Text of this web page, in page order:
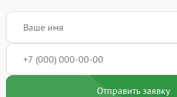
Отправить заявку